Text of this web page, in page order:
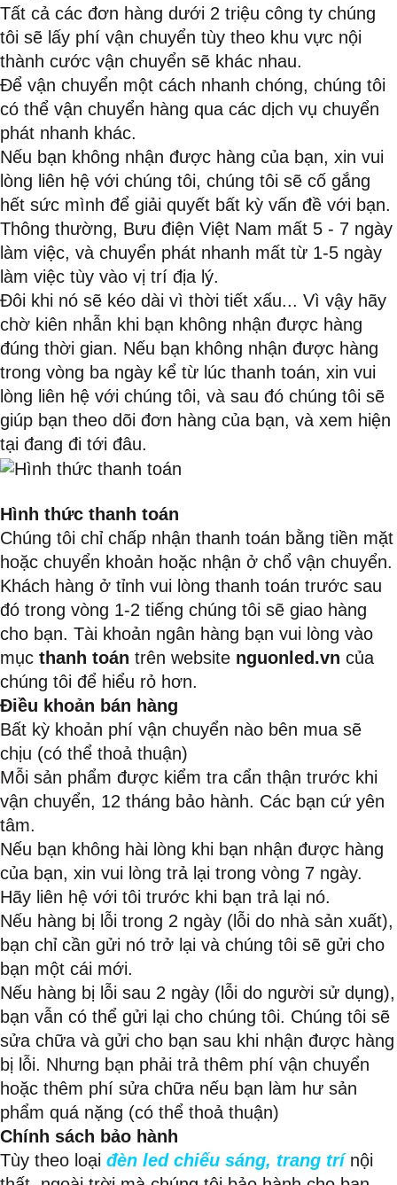
Tất cả các đơn hàng dưới 2 triệu công ty chúng
tôi sẽ lấy phí vận chuyển tùy theo khu vực nội
thành cước vận chuyển sẽ khác nhau.
Để vận chuyển một cách nhanh chóng, chúng tôi
có thể vận chuyển hàng qua các dịch vụ chuyển
phát nhanh khác.
Nếu bạn không nhận được hàng của bạn, xin vui
lòng liên hệ với chúng tôi, chúng tôi sẽ cố gắng
hết sức mình để giải quyết bất kỳ vấn đề với bạn.
Thông thường, Bưu điện Việt Nam mất 5 - 7 ngày
làm việc, và chuyển phát nhanh mất từ 1-5 ngày
làm việc tùy vào vị trí địa lý.
Đôi khi nó sẽ kéo dài vì thời tiết xấu... Vì vậy hãy
chờ kiên nhẫn khi bạn không nhận được hàng
đúng thời gian. Nếu bạn không nhận được hàng
trong vòng ba ngày kể từ lúc thanh toán, xin vui
lòng liên hệ với chúng tôi, và sau đó chúng tôi sẽ
giúp bạn theo dõi đơn hàng của bạn, và xem hiện
tại đang đi tới đâu.
Hình thức thanh toán
Chúng tôi chỉ chấp nhận thanh toán bằng tiền mặt
hoặc chuyển khoản hoặc nhận ở chổ vận chuyển.
Khách hàng ở tỉnh vui lòng thanh toán trước sau
đó trong vòng 1-2 tiếng chúng tôi sẽ giao hàng
cho bạn. Tài khoản ngân hàng bạn vui lòng vào
mục thanh toán trên website nguonled.vn của
chúng tôi để hiểu rỏ hơn.
Điều khoản bán hàng
Bất kỳ khoản phí vận chuyển nào bên mua sẽ
chịu (có thể thoả thuận)
Mỗi sản phẩm được kiểm tra cẩn thận trước khi
vận chuyển, 12 tháng bảo hành. Các bạn cứ yên
tâm.
Nếu bạn không hài lòng khi bạn nhận được hàng
của bạn, xin vui lòng trả lại trong vòng 7 ngày.
Hãy liên hệ với tôi trước khi bạn trả lại nó.
Nếu hàng bị lỗi trong 2 ngày (lỗi do nhà sản xuất),
bạn chỉ cần gửi nó trở lại và chúng tôi sẽ gửi cho
bạn một cái mới.
Nếu hàng bị lỗi sau 2 ngày (lỗi do người sử dụng),
bạn vẫn có thể gửi lại cho chúng tôi. Chúng tôi sẽ
sửa chữa và gửi cho bạn sau khi nhận được hàng
bị lỗi. Nhưng bạn phải trả thêm phí vận chuyển
hoặc thêm phí sửa chữa nếu bạn làm hư sản
phẩm quá nặng (có thể thoả thuận)
Chính sách bảo hành
Tùy theo loại đèn led chiếu sáng, trang trí nội